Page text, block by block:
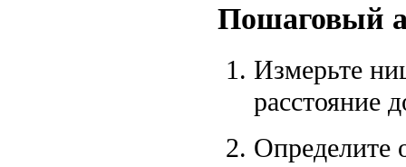
Пошаговый
Измерьте
расстояние
Определите